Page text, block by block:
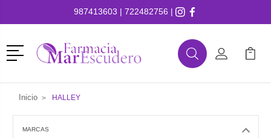
987413603 | 722482756 |
Menú
BuscarMi Cuenta
Mi
Inicio HALLEY
MARCAS